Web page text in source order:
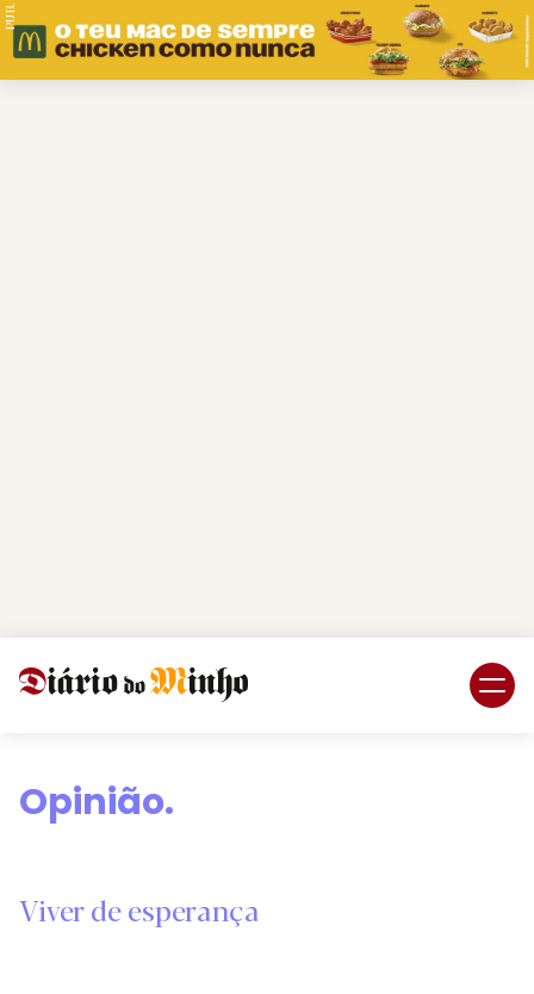
PUB.
Opinião.
Viver de esperança